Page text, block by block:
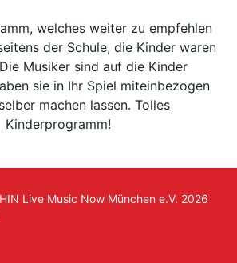
welches weiter zu empfehlen
der Schule, die Kinder waren
Musiker sind auf die Kinder
sie in Ihr Spiel miteinbezogen
machen lassen. Tolles
Kinderprogramm!
Live Music Now München e.V. 2026